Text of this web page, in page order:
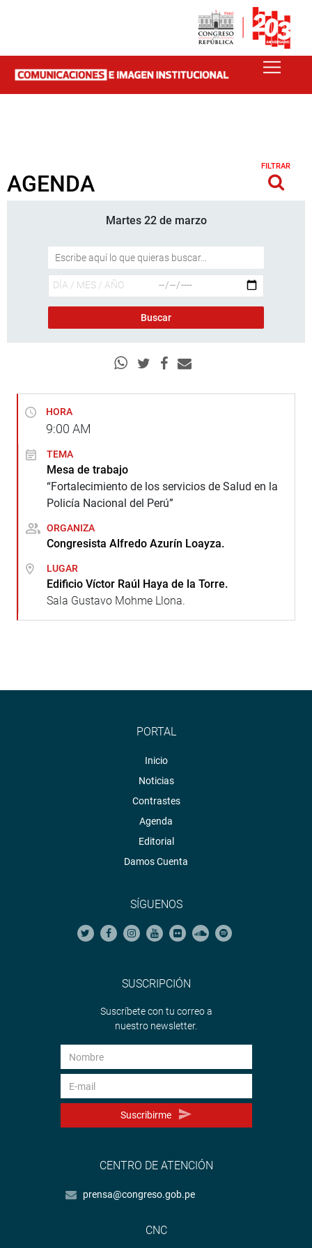
AGENDA
FILTRAR
Martes 22 de marzo
HORA
9:00 AM
TEMA
Mesa de trabajo
“Fortalecimiento de los servicios de Salud en la
Policía Nacional del Perú”
ORGANIZA
Congresista Alfredo Azurín Loayza.
LUGAR
Edificio Víctor Raúl Haya de la Torre.
Sala Gustavo Mohme Llona.
PORTAL
Inicio
Noticias
Contrastes
Agenda
Editorial
Damos Cuenta
SÍGUENOS
SUSCRIPCIÓN
Suscríbete con tu correo a
nuestro newsletter.
Suscribirme
CENTRO DE ATENCIÓN
prensa@congreso.gob.pe
CNC